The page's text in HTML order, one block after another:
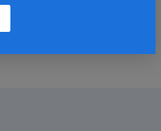
de risque